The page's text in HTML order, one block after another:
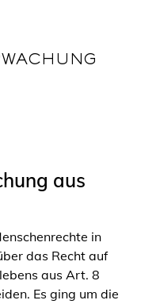
aus
in
das Recht auf
aus Art. 8
Es ging um die